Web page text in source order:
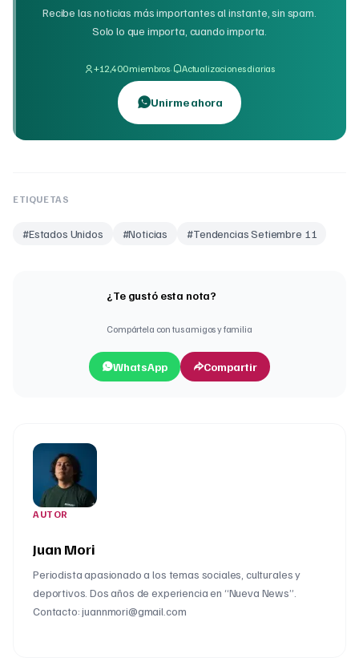
Recibe las noticias más importantes al instante, sin spam.
Solo lo que importa, cuando importa.
+12,400 miembros· Actualizaciones diarias
Unirme ahora
ETIQUETAS
#Estados Unidos #Noticias #Tendencias Setiembre 11
¿Te gustó esta nota?
Compártela con tus amigos y familia
WhatsApp Compartir
AUTOR
Juan Mori
Periodista apasionado a los temas sociales, culturales y
deportivos. Dos años de experiencia en “Nueva News”.
Contacto: juannmori@gmail.com